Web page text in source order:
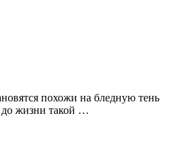
похожи на бледную тень
до жизни такой …